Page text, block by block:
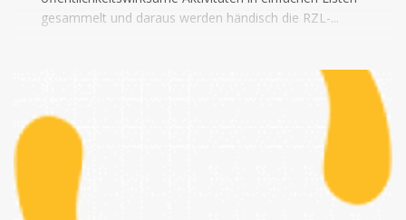
gesammelt und daraus werden händisch die RZL-...